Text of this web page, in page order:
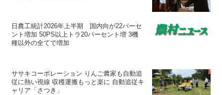
日農工統計2026年上半期 国内向が22パーセ
ント増加 50PS以上トラ20パーセント増 3機
種以外の全てで増加
ササキコーポレーション りんご農家も自動追
従に熱い視線 収穫運搬もっと楽に 自動追従キ
ャリア「さつき」